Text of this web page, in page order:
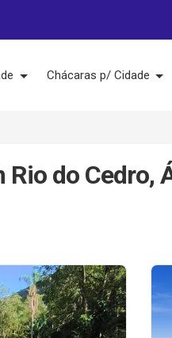
Chácaras p/ Cidade
do Cedro,